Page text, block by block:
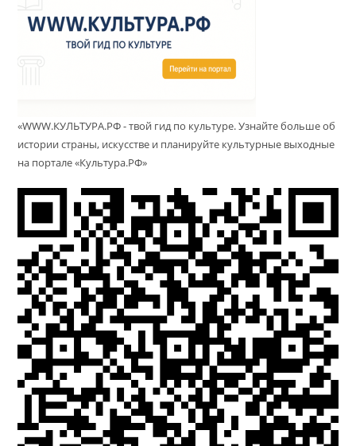
«WWW.КУЛЬТУРА.РФ - твой гид по культуре. Узнайте больше об
истории страны, искусстве и планируйте культурные выходные
на портале «Культура.РФ»